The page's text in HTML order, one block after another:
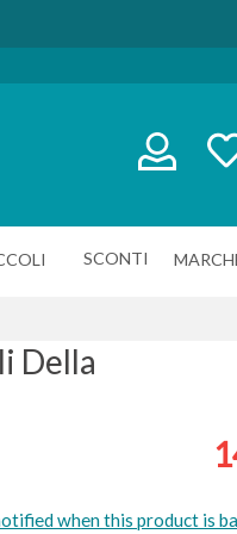
SCONTI
Della
when this product is